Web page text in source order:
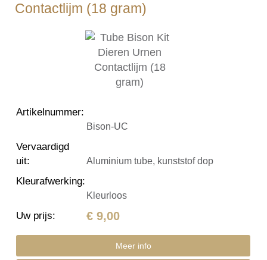
Contactlijm (18 gram)
Artikelnummer:
Bison-UC
Vervaardigd
uit: Aluminium tube, kunststof dop
Kleurafwerking:
Kleurloos
Uw prijs: € 9,00
Meer info